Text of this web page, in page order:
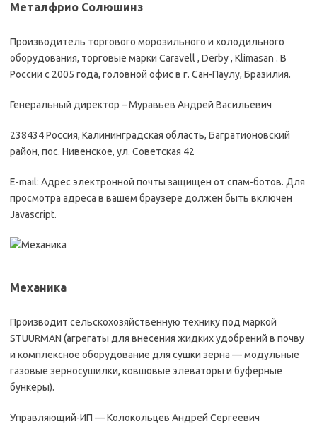
Металфрио Солюшинз
Производитель торгового морозильного и холодильного
оборудования, торговые марки Caravell , Derby , Klimasan . В
России с 2005 года, головной офис в г. Сан-Паулу, Бразилия.
Генеральный директор – Муравьёв Андрей Васильевич
238434 Россия, Калининградская область, Багратионовский
район, пос. Нивенское, ул. Советская 42
E-mail: Адрес электронной почты защищен от спам-ботов. Для
просмотра адреса в вашем браузере должен быть включен
Javascript.
Механика
Производит сельскохозяйственную технику под маркой
STUURMAN (агрегаты для внесения жидких удобрений в почву
и комплексное оборудование для сушки зерна — модульные
газовые зерносушилки, ковшовые элеваторы и буферные
бункеры).
Управляющий-ИП — Колокольцев Андрей Сергеевич